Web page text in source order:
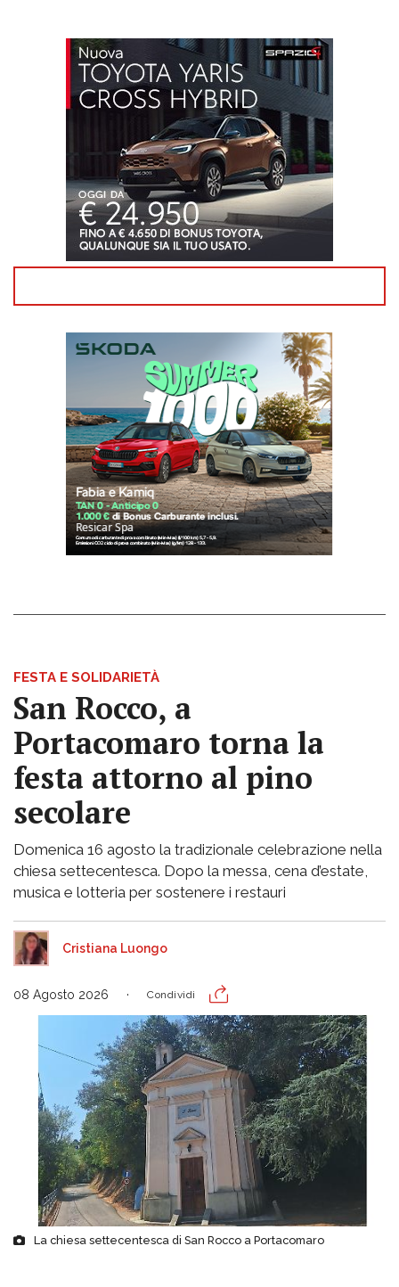
FESTA E SOLIDARIETÀ
San Rocco, a
Portacomaro torna la
festa attorno al pino
secolare
Domenica 16 agosto la tradizionale celebrazione nella
chiesa settecentesca. Dopo la messa, cena d’estate,
musica e lotteria per sostenere i restauri
Cristiana Luongo
08 Agosto 2026 Condividi
La chiesa settecentesca di San Rocco a Portacomaro